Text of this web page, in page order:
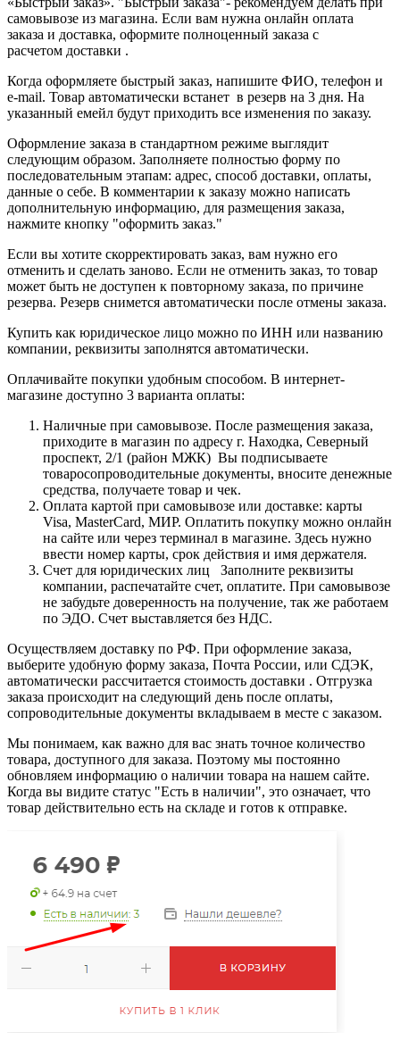
самовывозе из магазина. Если вам нужна онлайн оплата
заказа и доставка, оформите полноценный заказа с
расчетом доставки .
Когда оформляете быстрый заказ, напишите ФИО, телефон и
e-mail. Товар автоматически встанет в резерв на 3 дня. На
указанный емейл будут приходить все изменения по заказу.
Оформление заказа в стандартном режиме выглядит
следующим образом. Заполняете полностью форму по
последовательным этапам: адрес, способ доставки, оплаты,
данные о себе. В комментарии к заказу можно написать
дополнительную информацию, для размещения заказа,
нажмите кнопку "оформить заказ."
Если вы хотите скорректировать заказ, вам нужно его
отменить и сделать заново. Если не отменить заказ, то товар
может быть не доступен к повторному заказа, по причине
резерва. Резерв снимется автоматически после отмены заказа.
Купить как юридическое лицо можно по ИНН или названию
компании, реквизиты заполнятся автоматически.
Оплачивайте покупки удобным способом. В интернет-
магазине доступно 3 варианта оплаты:
Наличные при самовывозе. После размещения заказа,
приходите в магазин по адресу г. Находка, Северный
проспект, 2/1 (район МЖК) Вы подписываете
товаросопроводительные документы, вносите денежные
средства, получаете товар и чек.
Оплата картой при самовывозе или доставке: карты
Visa, MasterCard, МИР. Оплатить покупку можно онлайн
на сайте или через терминал в магазине. Здесь нужно
ввести номер карты, срок действия и имя держателя.
Счет для юридических лиц Заполните реквизиты
компании, распечатайте счет, оплатите. При самовывозе
не забудьте доверенность на получение, так же работаем
по ЭДО. Счет выставляется без НДС.
Осуществляем доставку по РФ. При оформление заказа,
выберите удобную форму заказа, Почта России, или СДЭК,
автоматически рассчитается стоимость доставки . Отгрузка
заказа происходит на следующий день после оплаты,
сопроводительные документы вкладываем в месте с заказом.
Мы понимаем, как важно для вас знать точное количество
товара, доступного для заказа. Поэтому мы постоянно
обновляем информацию о наличии товара на нашем сайте.
Когда вы видите статус "Есть в наличии", это означает, что
товар действительно есть на складе и готов к отправке.